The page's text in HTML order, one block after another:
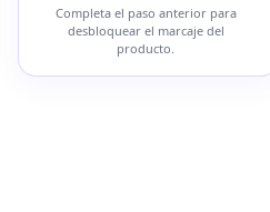
Completa el paso anterior para
desbloquear el marcaje del
producto.